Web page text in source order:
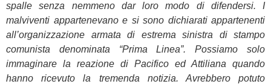
spalle senza nemmeno dar loro modo di difendersi. I
malviventi appartenevano e si sono dichiarati appartenenti
all’organizzazione armata di estrema sinistra di stampo
comunista denominata “Prima Linea”. Possiamo solo
immaginare la reazione di Pacifico ed Attiliana quando
hanno ricevuto la tremenda notizia. Avrebbero potuto